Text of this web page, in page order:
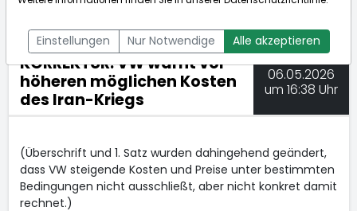
KORREKTUR: VW warnt vor
höheren möglichen Kosten
des Iran-Kriegs
06.05.2026
um 16:38 Uhr
(Überschrift und 1. Satz wurden dahingehend geändert,
dass VW steigende Kosten und Preise unter bestimmten
Bedingungen nicht ausschließt, aber nicht konkret damit
rechnet.)
Einstellungen Nur Notwendige Alle akzeptieren